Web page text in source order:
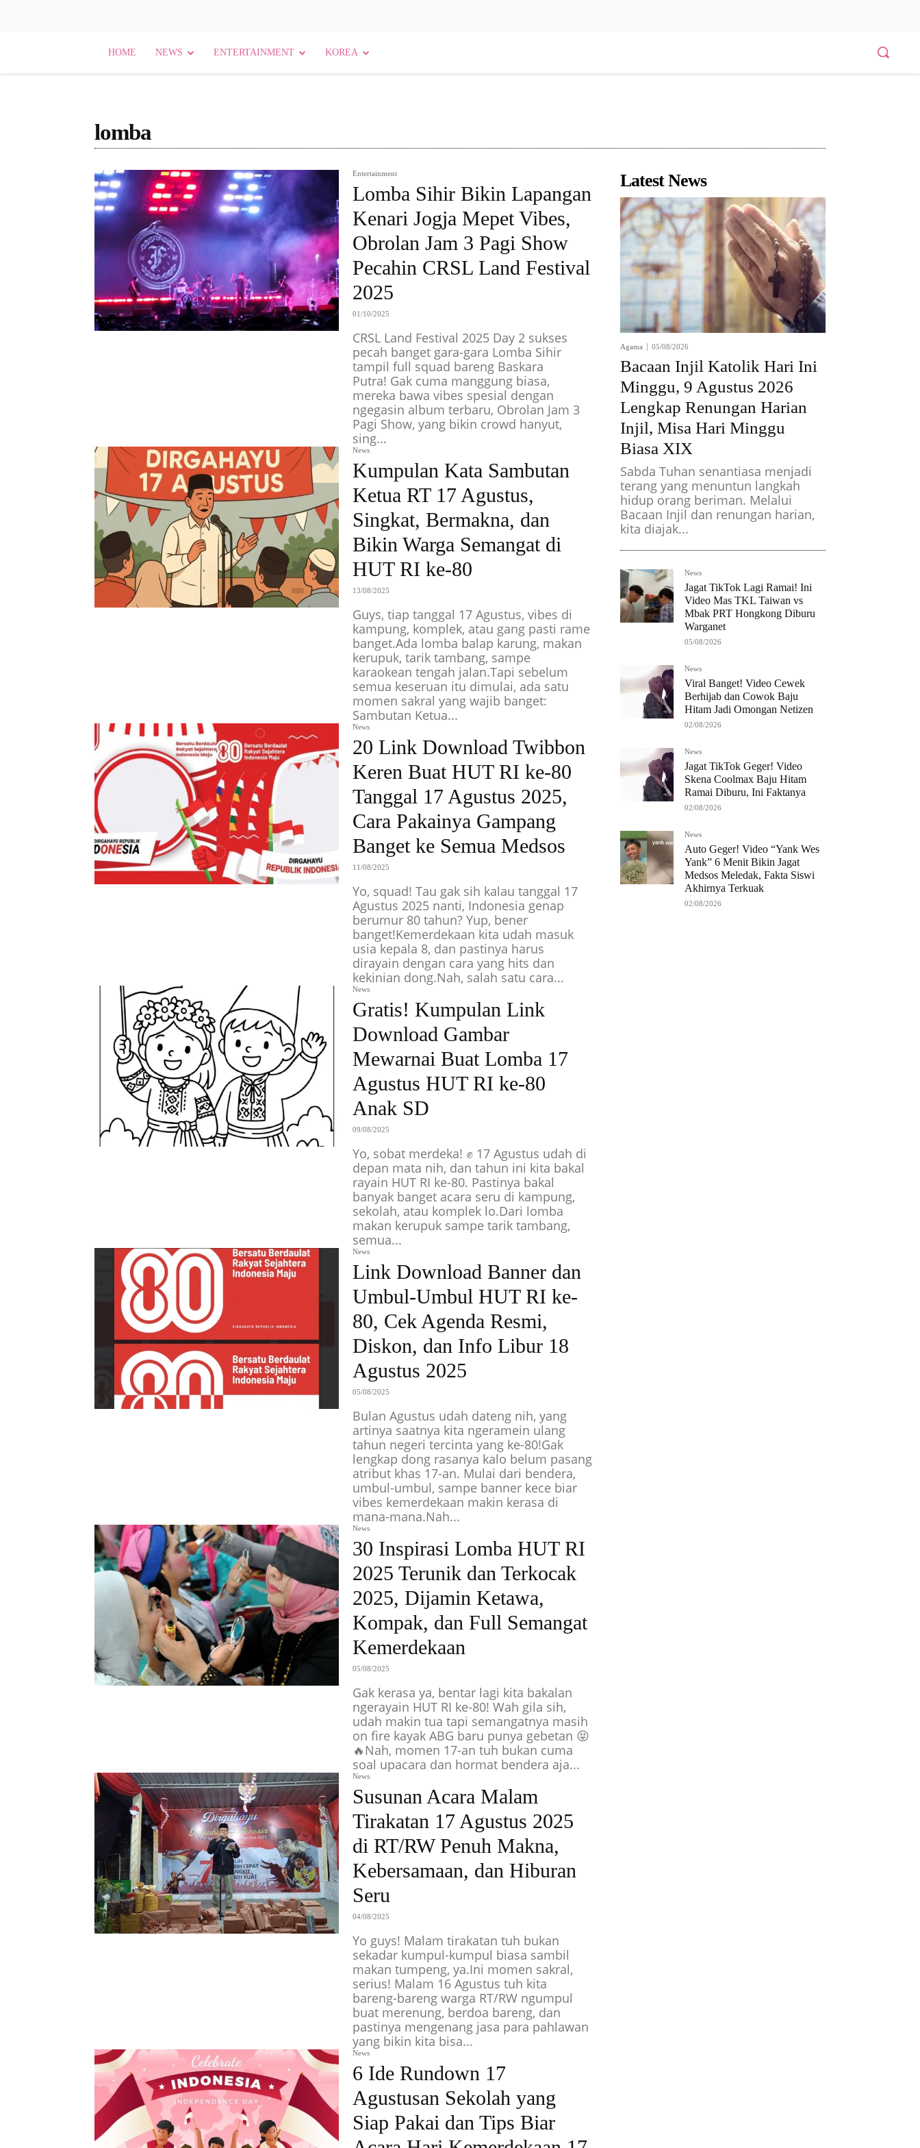
HOME NEWS ENTERTAINMENT KOREA
lomba
Entertainment
Lomba Sihir Bikin Lapangan
Kenari Jogja Mepet Vibes,
Obrolan Jam 3 Pagi Show
Pecahin CRSL Land Festival
2025
01/10/2025
CRSL Land Festival 2025 Day 2 sukses
pecah banget gara-gara Lomba Sihir
tampil full squad bareng Baskara
Putra! Gak cuma manggung biasa,
mereka bawa vibes spesial dengan
ngegasin album terbaru, Obrolan Jam 3
Pagi Show, yang bikin crowd hanyut,
sing...
News
Kumpulan Kata Sambutan
Ketua RT 17 Agustus,
Singkat, Bermakna, dan
Bikin Warga Semangat di
HUT RI ke-80
13/08/2025
Guys, tiap tanggal 17 Agustus, vibes di
kampung, komplek, atau gang pasti rame
banget.Ada lomba balap karung, makan
kerupuk, tarik tambang, sampe
karaokean tengah jalan.Tapi sebelum
semua keseruan itu dimulai, ada satu
momen sakral yang wajib banget:
Sambutan Ketua...
News
20 Link Download Twibbon
Keren Buat HUT RI ke-80
Tanggal 17 Agustus 2025,
Cara Pakainya Gampang
Banget ke Semua Medsos
11/08/2025
Yo, squad! Tau gak sih kalau tanggal 17
Agustus 2025 nanti, Indonesia genap
berumur 80 tahun? Yup, bener
banget!Kemerdekaan kita udah masuk
usia kepala 8, dan pastinya harus
dirayain dengan cara yang hits dan
kekinian dong.Nah, salah satu cara...
News
Gratis! Kumpulan Link
Download Gambar
Mewarnai Buat Lomba 17
Agustus HUT RI ke-80
Anak SD
09/08/2025
Yo, sobat merdeka! ✊ 17 Agustus udah di
depan mata nih, dan tahun ini kita bakal
rayain HUT RI ke-80. Pastinya bakal
banyak banget acara seru di kampung,
sekolah, atau komplek lo.Dari lomba
makan kerupuk sampe tarik tambang,
semua...
News
Link Download Banner dan
Umbul-Umbul HUT RI ke-
80, Cek Agenda Resmi,
Diskon, dan Info Libur 18
Agustus 2025
05/08/2025
Bulan Agustus udah dateng nih, yang
artinya saatnya kita ngeramein ulang
tahun negeri tercinta yang ke-80!Gak
lengkap dong rasanya kalo belum pasang
atribut khas 17-an. Mulai dari bendera,
umbul-umbul, sampe banner kece biar
vibes kemerdekaan makin kerasa di
mana-mana.Nah...
News
30 Inspirasi Lomba HUT RI
2025 Terunik dan Terkocak
2025, Dijamin Ketawa,
Kompak, dan Full Semangat
Kemerdekaan
05/08/2025
Gak kerasa ya, bentar lagi kita bakalan
ngerayain HUT RI ke-80! Wah gila sih,
udah makin tua tapi semangatnya masih
on fire kayak ABG baru punya gebetan 😝
🔥Nah, momen 17-an tuh bukan cuma
soal upacara dan hormat bendera aja...
News
Susunan Acara Malam
Tirakatan 17 Agustus 2025
di RT/RW Penuh Makna,
Kebersamaan, dan Hiburan
Seru
04/08/2025
Yo guys! Malam tirakatan tuh bukan
sekadar kumpul-kumpul biasa sambil
makan tumpeng, ya.Ini momen sakral,
serius! Malam 16 Agustus tuh kita
bareng-bareng warga RT/RW ngumpul
buat merenung, berdoa bareng, dan
pastinya mengenang jasa para pahlawan
yang bikin kita bisa...
News
6 Ide Rundown 17
Agustusan Sekolah yang
Siap Pakai dan Tips Biar
Latest News
Agama 05/08/2026
Bacaan Injil Katolik Hari Ini
Minggu, 9 Agustus 2026
Lengkap Renungan Harian
Injil, Misa Hari Minggu
Biasa XIX
Sabda Tuhan senantiasa menjadi
terang yang menuntun langkah
hidup orang beriman. Melalui
Bacaan Injil dan renungan harian,
kita diajak...
News
Jagat TikTok Lagi Ramai! Ini
Video Mas TKL Taiwan vs
Mbak PRT Hongkong Diburu
Warganet
05/08/2026
News
Viral Banget! Video Cewek
Berhijab dan Cowok Baju
Hitam Jadi Omongan Netizen
02/08/2026
News
Jagat TikTok Geger! Video
Skena Coolmax Baju Hitam
Ramai Diburu, Ini Faktanya
02/08/2026
News
Auto Geger! Video “Yank Wes
Yank” 6 Menit Bikin Jagat
Medsos Meledak, Fakta Siswi
Akhirnya Terkuak
02/08/2026